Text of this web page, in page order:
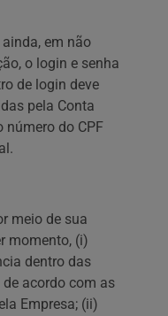
em não
o login e senha
de login deve
pela Conta
número do CPF
meio de sua
momento, (i)
dentro das
acordo com as
Empresa; (ii)